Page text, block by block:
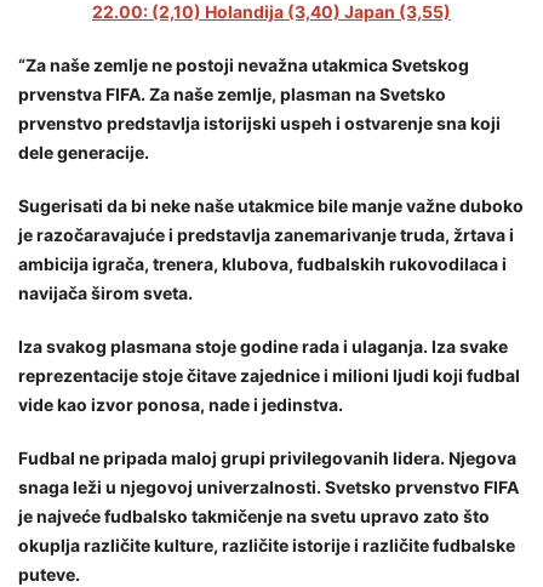
22.00: (2,10) Holandija (3,40) Japan (3,55)
“Za naše zemlje ne postoji nevažna utakmica Svetskog
prvenstva FIFA. Za naše zemlje, plasman na Svetsko
prvenstvo predstavlja istorijski uspeh i ostvarenje sna koji
dele generacije.
Sugerisati da bi neke naše utakmice bile manje važne duboko
je razočaravajuće i predstavlja zanemarivanje truda, žrtava i
ambicija igrača, trenera, klubova, fudbalskih rukovodilaca i
navijača širom sveta.
Iza svakog plasmana stoje godine rada i ulaganja. Iza svake
reprezentacije stoje čitave zajednice i milioni ljudi koji fudbal
vide kao izvor ponosa, nade i jedinstva.
Fudbal ne pripada maloj grupi privilegovanih lidera. Njegova
snaga leži u njegovoj univerzalnosti. Svetsko prvenstvo FIFA
je najveće fudbalsko takmičenje na svetu upravo zato što
okuplja različite kulture, različite istorije i različite fudbalske
puteve.